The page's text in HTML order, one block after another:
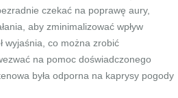
czekać na poprawę aury,
aby zminimalizować wpływ
wyjaśnia, co można zrobić
na pomoc doświadczonego
była odporna na kaprysy pogody